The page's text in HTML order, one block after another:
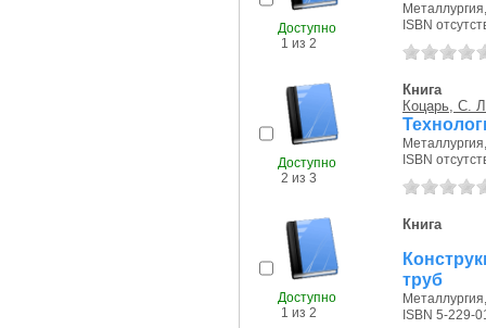
Доступно
1 из 2
ISBN
Доступно
2 из 3
Книга
Коцарь, С.
ISBN
Доступно
1 из 2
Книга
труб
ISBN 5-229-